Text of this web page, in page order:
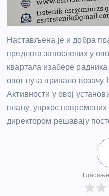
Настављена је и добра
предлога запослених у
квартала изабере
овог пута припало
Активности у овој
плану, упркос
директором решавају